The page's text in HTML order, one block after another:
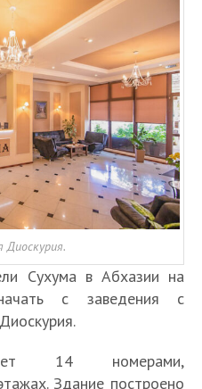
Диоскурия.
Сухума в Абхазии на
с заведения с
14 номерами,
Здание построено